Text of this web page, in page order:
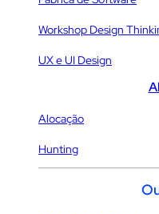
Workshop Design
UX e UI Design
Alocação
Hunting